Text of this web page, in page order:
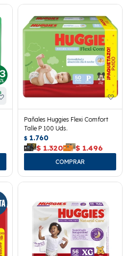
Pañales Huggies Flexi Comfort
Talle P 100 Uds.
$ 1.760
$ 1.320 $ 1.496